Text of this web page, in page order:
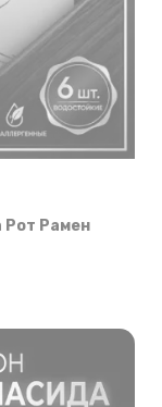
Рот Рамен